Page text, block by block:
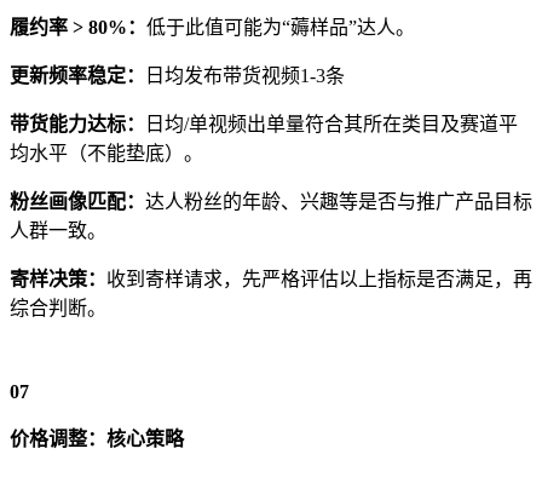
履约率 > 80%： 低于此值可能为“薅样品”达人。
更新频率稳定： 日均发布带货视频1-3条
带货能力达标：
日均/单视频出单量符合其所在类目及赛道平
均水平（不能垫底）。
粉丝画像匹配： 达人粉丝的年龄、兴趣等是否与推广产品目标
人群一致。
寄样决策： 收到寄样请求，先严格评估以上指标是否满足，再
综合判断。
07
价格调整：核心策略